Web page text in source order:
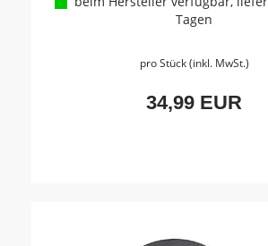
Tagen
pro Stück (inkl. MwSt.)
34,99 EUR